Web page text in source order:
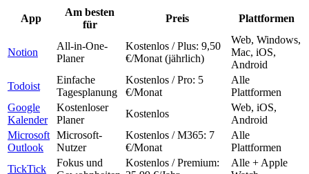
App
Am besten
für
Preis Plattformen
Notion
All-in-One-
Planer
Kostenlos / Plus: 9,50
€/Monat (jährlich)
Web, Windows,
Mac, iOS,
Android
Todoist
Einfache
Tagesplanung
Kostenlos / Pro: 5
€/Monat
Alle
Plattformen
Google
Kalender
Kostenloser
Planer
Kostenlos
Web, iOS,
Android
Microsoft
Outlook
Microsoft-
Nutzer
Kostenlos / M365: 7
€/Monat
Alle
Plattformen
TickTick
Fokus und
Kostenlos / Premium:
Alle + Apple